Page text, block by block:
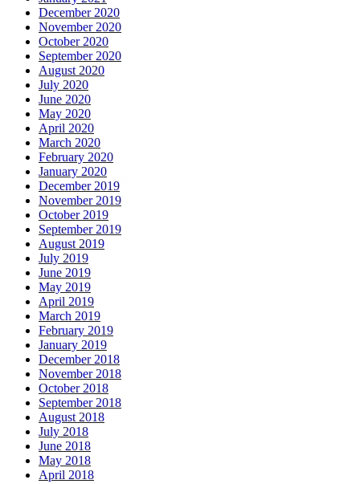
December 2020
November 2020
October 2020
September 2020
August 2020
July 2020
June 2020
May 2020
April 2020
March 2020
February 2020
January 2020
December 2019
November 2019
October 2019
September 2019
August 2019
July 2019
June 2019
May 2019
April 2019
March 2019
February 2019
January 2019
December 2018
November 2018
October 2018
September 2018
August 2018
July 2018
June 2018
May 2018
April 2018